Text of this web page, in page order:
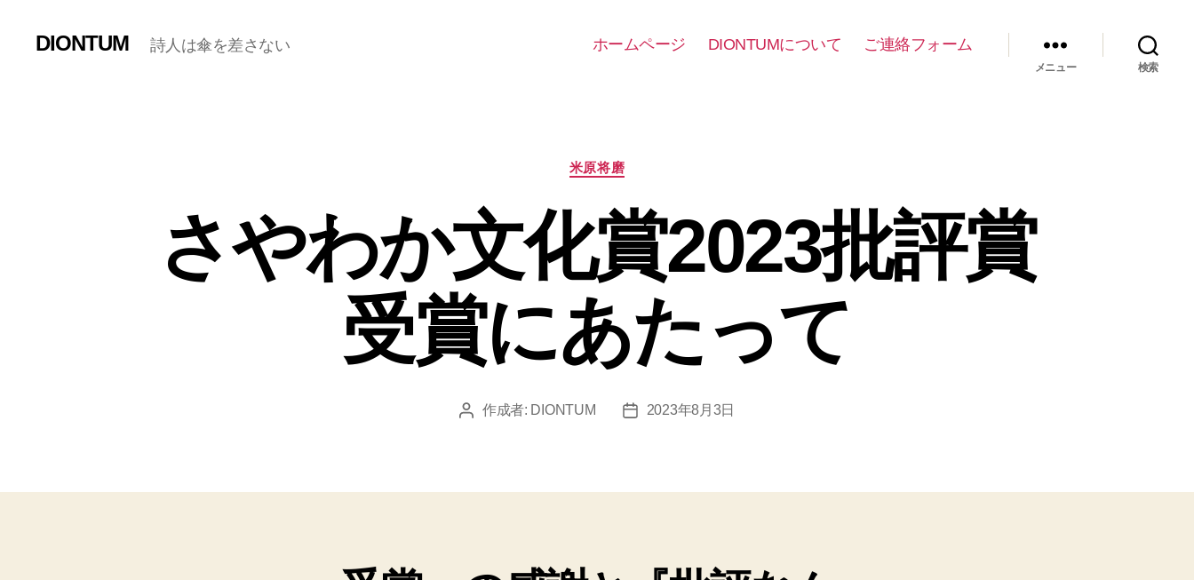
DIONTUM 詩人は傘を差さない ホームページ DIONTUMについて ご連絡フォーム
メニュー 検索
カ
テ
リ
ー
米原将磨
さやわか文化賞2023批評賞
受賞にあたって
投 作成者: DIONTUM
投
2023年8月3日